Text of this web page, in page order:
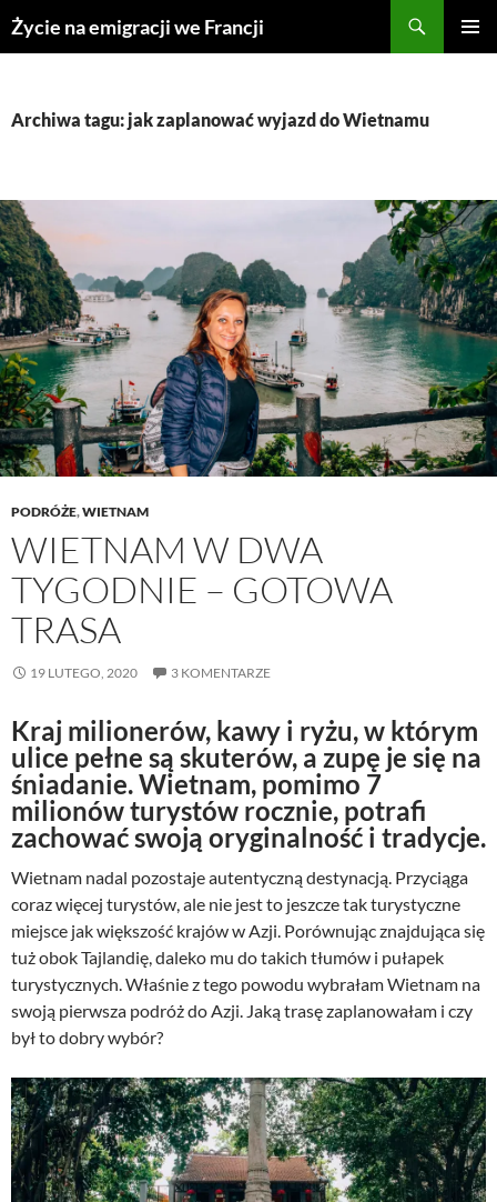
Przejdź
doŻycie na emigracji we Francji
Archiwa tagu: jak zaplanować wyjazd do Wietnamu
PODRÓŻE,WIETNAM
WIETNAM W DWA
TYGODNIE – GOTOWA
TRASA
19 LUTEGO, 2020 3 KOMENTARZE
Kraj milionerów, kawy i ryżu, w którym
ulice pełne są skuterów, a zupę je się na
śniadanie. Wietnam, pomimo 7
milionów turystów rocznie, potrafi
zachować swoją oryginalność i tradycje.
Wietnam nadal pozostaje autentyczną destynacją. Przyciąga
coraz więcej turystów, ale nie jest to jeszcze tak turystyczne
miejsce jak większość krajów w Azji. Porównując znajdująca się
tuż obok Tajlandię, daleko mu do takich tłumów i pułapek
turystycznych. Właśnie z tego powodu wybrałam Wietnam na
swoją pierwsza podróż do Azji. Jaką trasę zaplanowałam i czy
był to dobry wybór?